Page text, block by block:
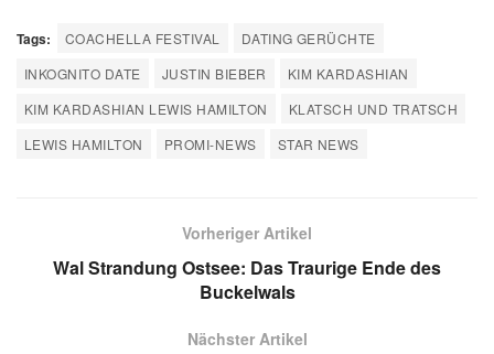
Tags: COACHELLA FESTIVAL
DATING GERÜCHTE
INKOGNITO DATE
JUSTIN BIEBER
KIM KARDASHIAN
KIM KARDASHIAN LEWIS HAMILTON
KLATSCH UND TRATSCH
LEWIS HAMILTON
PROMI-NEWS STAR NEWS
Vorheriger Artikel
Wal Strandung Ostsee: Das Traurige Ende des
Buckelwals
Nächster Artikel